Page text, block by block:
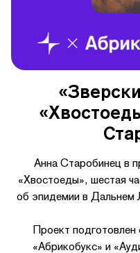
Анна Старобинец в
«Хвостоеды», шестая
об эпидемии в Дальнем
Проект подготовлен
«Абрикобукс» и